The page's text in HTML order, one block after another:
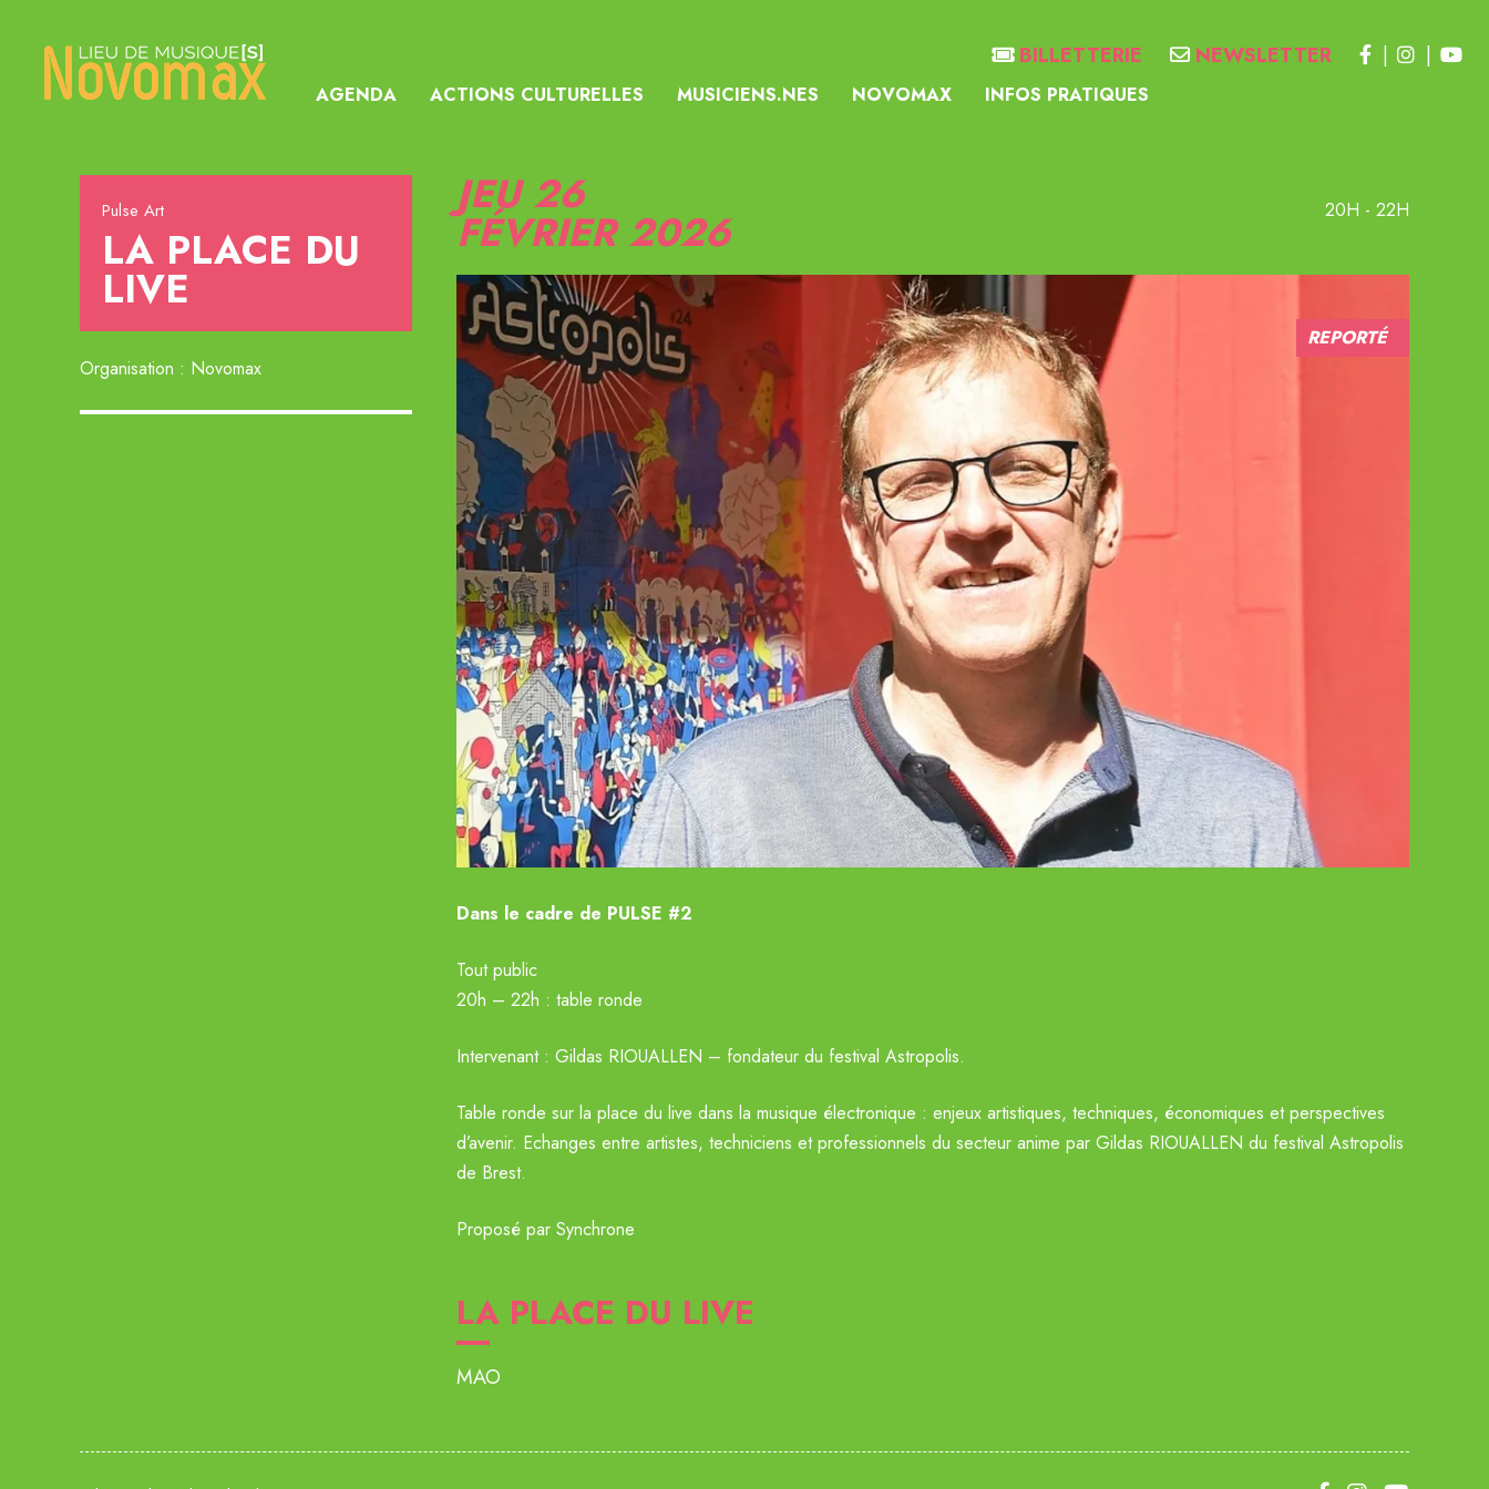
AGENDA ACTIONS CULTURELLES MUSICIENS.NES NOVOMAX INFOS PRATIQUES
BILLETTERIE NEWSLETTER
Pulse Art
LA PLACE DU
LIVE
Organisation : Novomax
JEU 26
FÉVRIER 2026 20H - 22H
REPORTÉ
Dans le cadre de PULSE #2
Tout public
20h – 22h : table ronde
Intervenant : Gildas RIOUALLEN – fondateur du festival Astropolis.
Table ronde sur la place du live dans la musique électronique : enjeux artistiques, techniques, économiques et perspectives
d’avenir. Echanges entre artistes, techniciens et professionnels du secteur anime par Gildas RIOUALLEN du festival Astropolis
de Brest.
Proposé par Synchrone
LA PLACE DU LIVE
MAO